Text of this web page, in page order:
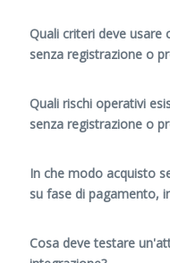
Quali criteri deve
senza registrazione o
Quali rischi operativi
senza registrazione o
In che modo acquisto
su fase di pagamento,
Cosa deve testare